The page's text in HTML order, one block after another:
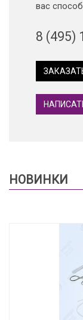
вас
8 (495)
НОВИНКИ